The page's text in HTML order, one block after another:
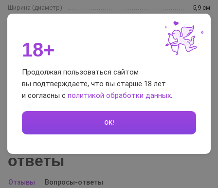
Ширина (диаметр)
5,9 см
Кол-во режимов вибрации
Водонепроницаемость
100% (можно использовать под
Гарантия
1 год
ответы
Отзывы Вопросы-ответы
18+
Продолжая пользоваться сайтом
вы подтверждаете, что вы старше 18 лет
и согласны с политикой обработки данных
OK!